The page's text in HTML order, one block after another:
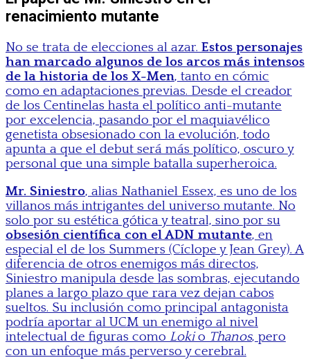
renacimiento mutante
No se trata de elecciones al azar. Estos personajes
han marcado algunos de los arcos más intensos
de la historia de los X-Men, tanto en cómic
como en adaptaciones previas. Desde el creador
de los Centinelas hasta el político anti-mutante
por excelencia, pasando por el maquiavélico
genetista obsesionado con la evolución, todo
apunta a que el debut será más político, oscuro y
personal que una simple batalla superheroica.
Mr. Siniestro, alias Nathaniel Essex, es uno de los
villanos más intrigantes del universo mutante. No
solo por su estética gótica y teatral, sino por su
obsesión científica con el ADN mutante, en
especial el de los Summers (Cíclope y Jean Grey). A
diferencia de otros enemigos más directos,
Siniestro manipula desde las sombras, ejecutando
planes a largo plazo que rara vez dejan cabos
sueltos. Su inclusión como principal antagonista
podría aportar al UCM un enemigo al nivel
intelectual de figuras como Lokio Thanos, pero
con un enfoque más perverso y cerebral.